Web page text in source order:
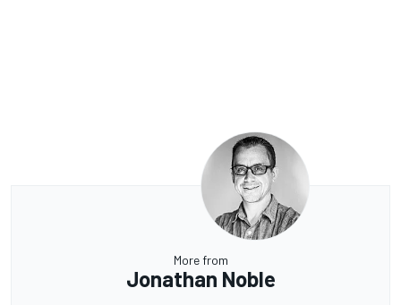
More from
Jonathan Noble